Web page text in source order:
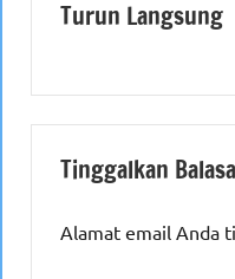
Turun Langsung
Tinggalkan
Alamat email Anda